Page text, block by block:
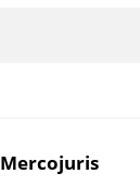
Mercojuris